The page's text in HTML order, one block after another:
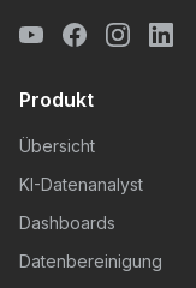
Produkt
Übersicht
KI-Datenanalyst
Dashboards
Datenbereinigung